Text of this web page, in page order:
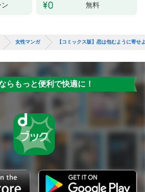
無料
女性マンガ 【コミックス版】恋は包むように寄せ
らもっと便利で快適に！